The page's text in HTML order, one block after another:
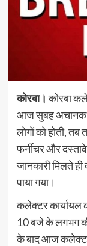
कोरबा। कोरबा
आज सुबह अचानक
लोगों को होती,
फर्नीचर और
जानकारी मिलते
पाया गया।
कलेक्टर
10 बजे के लगभग की
के बाद आज